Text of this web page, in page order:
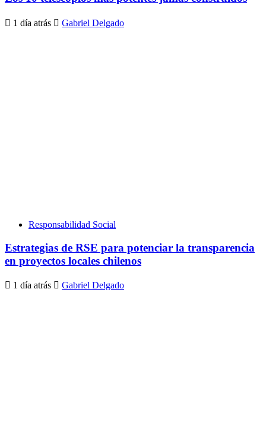
1 día atrás Gabriel Delgado
Responsabilidad Social
Estrategias de RSE para potenciar la transparencia
en proyectos locales chilenos
1 día atrás Gabriel Delgado